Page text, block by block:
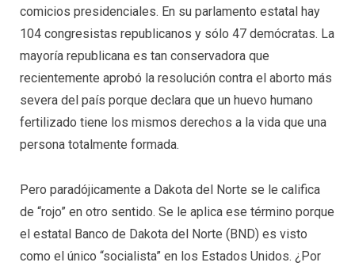
comicios presidenciales. En su parlamento estatal hay
104 congresistas republicanos y sólo 47 demócratas. La
mayoría republicana es tan conservadora que
recientemente aprobó la resolución contra el aborto más
severa del país porque declara que un huevo humano
fertilizado tiene los mismos derechos a la vida que una
persona totalmente formada.
Pero paradójicamente a Dakota del Norte se le califica
de “rojo” en otro sentido. Se le aplica ese término porque
el estatal Banco de Dakota del Norte (BND) es visto
como el único “socialista” en los Estados Unidos. ¿Por